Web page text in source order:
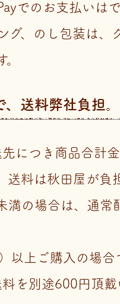
でのお支払いは
グ、のし包装は、
送料弊社負担。
先につき商品合計
送料は秋田屋が負
の場合は、通常
以上ご購入の場合
を別途600円頂戴